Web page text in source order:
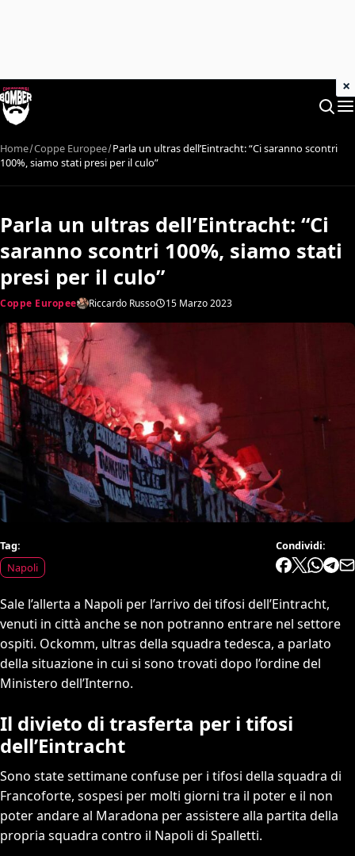
Home Coppe Europee Parla un ultras dell’Eintracht: “Ci saranno scontri
100%, siamo stati presi per il culo”
Parla un ultras dell’Eintracht: “Ci
saranno scontri 100%, siamo stati
presi per il culo”
Coppe Europee Riccardo Russo 15 Marzo 2023
Tag:
Napoli
Condividi:
Sale l’allerta a Napoli per l’arrivo dei tifosi dell’Eintracht,
venuti in città anche se non potranno entrare nel settore
ospiti. Ockomm, ultras della squadra tedesca, a parlato
della situazione in cui si sono trovati dopo l’ordine del
Ministero dell’Interno.
Il divieto di trasferta per i tifosi
dell’Eintracht
Sono state settimane confuse per i tifosi della squadra di
Francoforte, sospesi per molti giorni tra il poter e il non
poter andare al Maradona per assistere alla partita della
propria squadra contro il Napoli di Spalletti.
×